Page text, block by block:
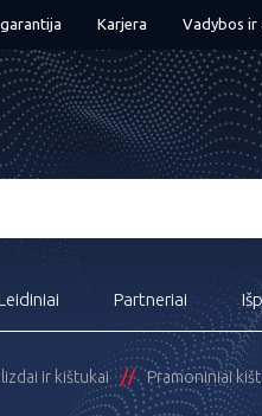
Karjera Vadybos ir
Partneriai
ir kištukai Pramoniniai